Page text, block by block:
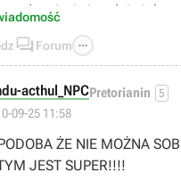
dorwiecie i padają jak
 Forum 
acthul_NPCPretorianin 5
09-25 11:58
ŻE NIE MOŻNA
JEST SUPER!!!!